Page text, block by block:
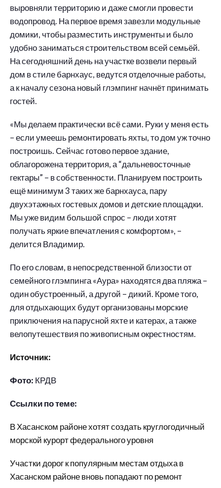
выровняли территорию и даже смогли провести
водопровод. На первое время завезли модульные
домики, чтобы разместить инструменты и было
удобно заниматься строительством всей семьёй.
На сегодняшний день на участке возвели первый
дом в стиле барнхаус, ведутся отделочные работы,
а к началу сезона новый глэмпинг начнёт принимать
гостей.
«Мы делаем практически всё сами. Руки у меня есть
– если умеешь ремонтировать яхты, то дом уж точно
построишь. Сейчас готово первое здание,
облагорожена территория, а “дальневосточные
гектары” – в собственности. Планируем построить
ещё минимум 3 таких же барнхауса, пару
двухэтажных гостевых домов и детские площадки.
Мы уже видим большой спрос – люди хотят
получать яркие впечатления с комфортом», –
делится Владимир.
По его словам, в непосредственной близости от
семейного глэмпинга «Аура» находятся два пляжа –
один обустроенный, а другой – дикий. Кроме того,
для отдыхающих будут организованы морские
приключения на парусной яхте и катерах, а также
велопутешествия по живописным окрестностям.
Источник:
Фото: КРДВ
Ссылки по теме:
В Хасанском районе хотят создать круглогодичный
морской курорт федерального уровня
Участки дорог к популярным местам отдыха в
Хасанском районе вновь попадают по ремонт